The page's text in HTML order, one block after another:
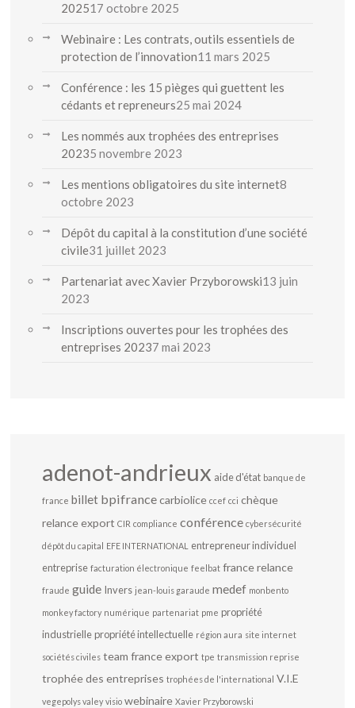
202517 octobre 2025
Webinaire : Les contrats, outils essentiels de
protection de l’innovation11 mars 2025
Conférence : les 15 pièges qui guettent les
cédants et repreneurs25 mai 2024
Les nommés aux trophées des entreprises
20235 novembre 2023
Les mentions obligatoires du site internet8
octobre 2023
Dépôt du capital à la constitution d’une société
civile31 juillet 2023
Partenariat avec Xavier Przyborowski13 juin
2023
Inscriptions ouvertes pour les trophées des
entreprises 20237 mai 2023
adenot-andrieux aide d'état banque de
france billet bpifrance carbiolice ccef cci chèque
relance export CIR compliance conférence cybersécurité
dépôt du capital EFE INTERNATIONAL
entrepreneur individuel
entreprise facturation électronique feelbat france relance
fraude guide Invers jean-louis garaude medef monbento
monkey factory numérique partenariat pme propriété
industrielle propriété intellectuelle région aura site internet
sociétés civiles team france export tpe transmission reprise
trophée des entreprises trophées de l'international V.I.E
vegepolys valey visio webinaire Xavier Przyborowski